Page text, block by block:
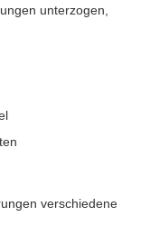
unterzogen,
verschiedene